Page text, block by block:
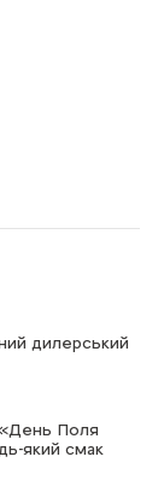
дилерський
«День Поля
який смак